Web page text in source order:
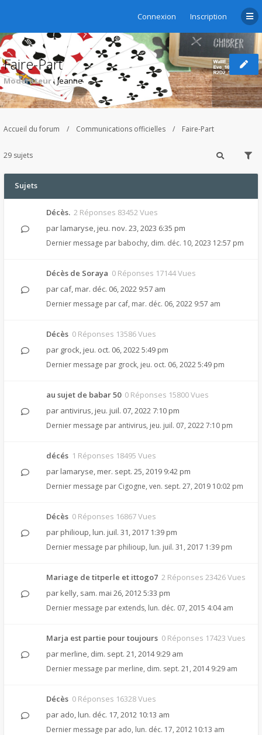
Connexion Inscription
Faire-Part
Modérateur : Jeanne
Accueil du forum Communications officielles Faire-Part
29 sujets
Sujets
Décès. 2 Réponses 83452 Vues
par lamaryse, jeu. nov. 23, 2023 6:35 pm
Dernier message par babochy, dim. déc. 10, 2023 12:57 pm
Décès de Soraya 0 Réponses 17144 Vues
par caf, mar. déc. 06, 2022 9:57 am
Dernier message par caf, mar. déc. 06, 2022 9:57 am
Décès 0 Réponses 13586 Vues
par grock, jeu. oct. 06, 2022 5:49 pm
Dernier message par grock, jeu. oct. 06, 2022 5:49 pm
au sujet de babar 50 0 Réponses 15800 Vues
par antivirus, jeu. juil. 07, 2022 7:10 pm
Dernier message par antivirus, jeu. juil. 07, 2022 7:10 pm
décés 1 Réponses 18495 Vues
par lamaryse, mer. sept. 25, 2019 9:42 pm
Dernier message par Cigogne, ven. sept. 27, 2019 10:02 pm
Décès 0 Réponses 16867 Vues
par philioup, lun. juil. 31, 2017 1:39 pm
Dernier message par philioup, lun. juil. 31, 2017 1:39 pm
Mariage de titperle et ittogo7 2 Réponses 23426 Vues
par kelly, sam. mai 26, 2012 5:33 pm
Dernier message par extends, lun. déc. 07, 2015 4:04 am
Marja est partie pour toujours 0 Réponses 17423 Vues
par merline, dim. sept. 21, 2014 9:29 am
Dernier message par merline, dim. sept. 21, 2014 9:29 am
Décès 0 Réponses 16328 Vues
par ado, lun. déc. 17, 2012 10:13 am
Dernier message par ado, lun. déc. 17, 2012 10:13 am